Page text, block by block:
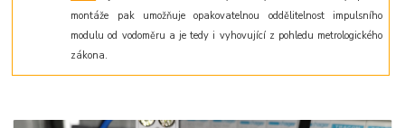
montáže pak umožňuje opakovatelnou oddělitelnost impulsního
modulu od vodoměru a je tedy i vyhovující z pohledu metrologického
zákona.